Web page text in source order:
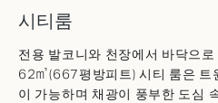
시티룸
전용 발코니와 천장에서 바닥으
62㎡(667평방피트) 시티 룸은 트
이 가능하며 채광이 풍부한 도심